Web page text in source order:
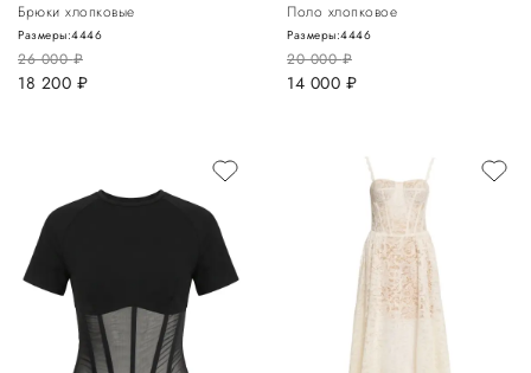
Брюки хлопковые
26 000руб.
18 200 руб.
Размеры:4446
Поло хлопковое
20 000руб.
14 000 руб.
Размеры:4446